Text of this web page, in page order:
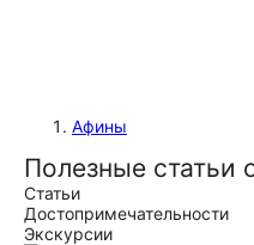
Афины
Полезные статьи
Статьи
Достопримечательности
Экскурсии